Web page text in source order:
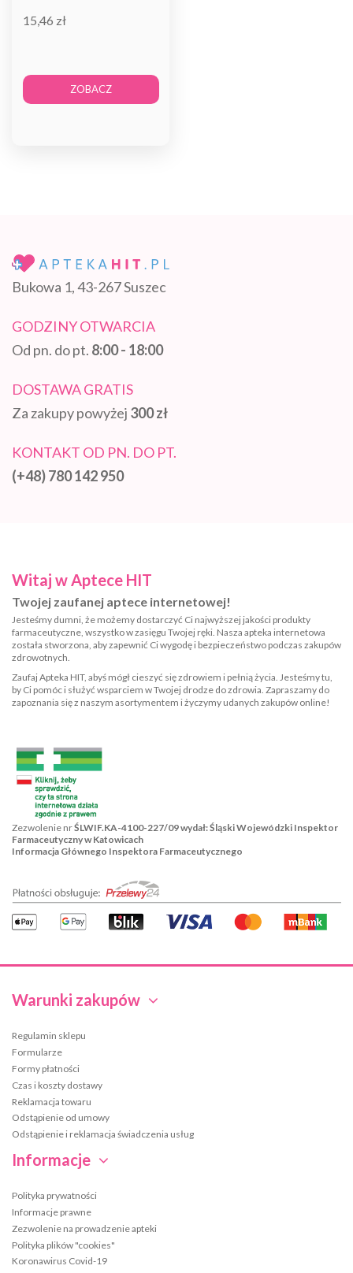
15,46 zł
ZOBACZ
Bukowa 1, 43-267 Suszec
GODZINY OTWARCIA
Od pn. do pt. 8:00 - 18:00
DOSTAWA GRATIS
Za zakupy powyżej 300 zł
KONTAKT OD PN. DO PT.
(+48) 780 142 950
Warunki zakupów
Regulamin sklepu
Formularze
Formy płatności
Czas i koszty dostawy
Reklamacja towaru
Odstąpienie od umowy
Odstąpienie i reklamacja świadczenia usług
Informacje
Polityka prywatności
Informacje prawne
Zezwolenie na prowadzenie apteki
Polityka plików "cookies"
Koronawirus Covid-19
Witaj w Aptece HIT
Twojej zaufanej aptece internetowej!
Jesteśmy dumni, że możemy dostarczyć Ci najwyższej jakości produkty
farmaceutyczne, wszystko w zasięgu Twojej ręki. Nasza apteka internetowa
została stworzona, aby zapewnić Ci wygodę i bezpieczeństwo podczas zakupów
zdrowotnych.
Zaufaj Apteka HIT, abyś mógł cieszyć się zdrowiem i pełnią życia. Jesteśmy tu,
by Ci pomóc i służyć wsparciem w Twojej drodze do zdrowia. Zapraszamy do
zapoznania się z naszym asortymentem i życzymy udanych zakupów online!
Zezwolenie nrŚLWIF.KA-4100-227/09 wydał: Śląski Wojewódzki Inspektor
Farmaceutyczny w Katowicach
Informacja Głównego Inspektora Farmaceutycznego